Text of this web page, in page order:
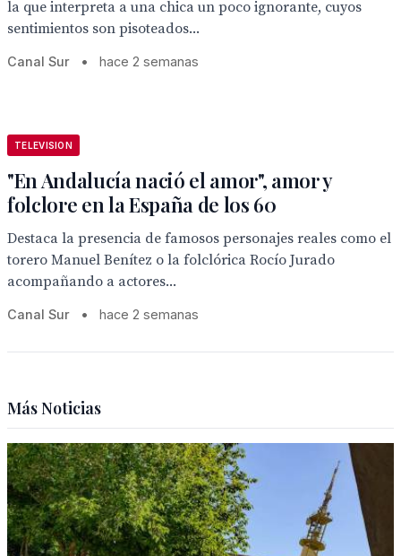
la que interpreta a una chica un poco ignorante, cuyos
sentimientos son pisoteados...
Canal Sur • hace 2 semanas
TELEVISION
"En Andalucía nació el amor", amor y
folclore en la España de los 60
Destaca la presencia de famosos personajes reales como el
torero Manuel Benítez o la folclórica Rocío Jurado
acompañando a actores...
Canal Sur • hace 2 semanas
Más Noticias